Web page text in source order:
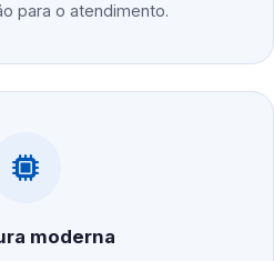
para o atendimento.
moderna